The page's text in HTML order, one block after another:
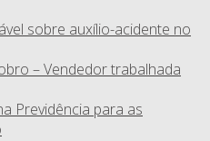
sobre auxílio-acidente no
– Vendedor trabalhada
Previdência para as